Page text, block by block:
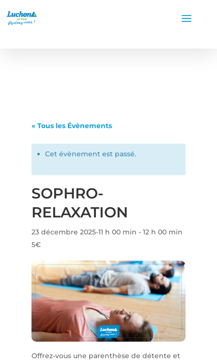
« Tous les Évènements
Cet évènement est passé.
SOPHRO-
RELAXATION
23 décembre 2025-11 h 00 min - 12 h 00 min
5€
Offrez-vous une parenthèse de détente et